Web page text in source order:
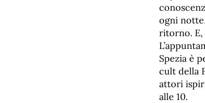
ogni
ritorno. E,
Spezia è
cult della
attori
alle 10.